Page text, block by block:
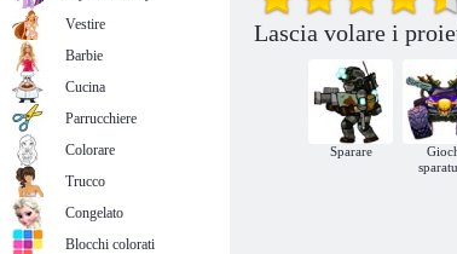
Lasciate che i
proiettili volano
Lascia volare i
Sparare
Vestire
Barbie
Cucina
Parrucchiere
Colorare
Trucco
Congelato
Blocchi colorati